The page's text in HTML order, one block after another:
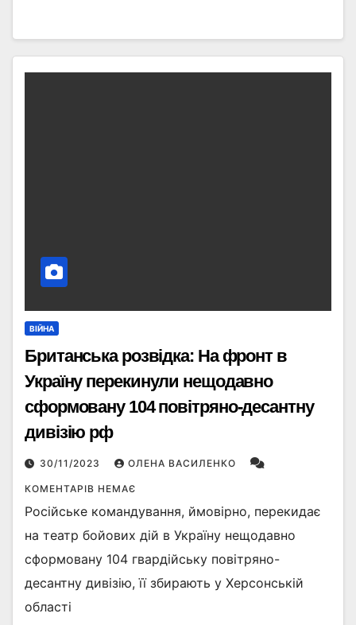
ВІЙНА
Британська розвідка: На фронт в
Україну перекинули нещодавно
сформовану 104 повітряно-десантну
дивізію рф
30/11/2023 ОЛЕНА ВАСИЛЕНКО
КОМЕНТАРІВ НЕМАЄ
Російське командування, ймовірно, перекидає
на театр бойових дій в Україну нещодавно
сформовану 104 гвардійську повітряно-
десантну дивізію, її збирають у Херсонській
області